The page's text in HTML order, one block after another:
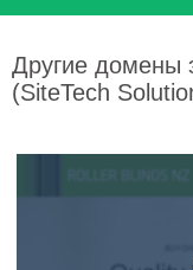
Другие домены
(SiteTech